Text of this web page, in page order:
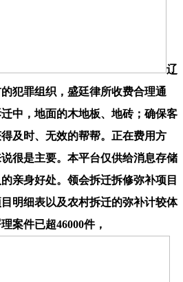
辽
犯罪组织，盛廷律所收费合理通
中，地面的木地板、地砖；确保客
及时、无效的帮帮。正在费用方
很是主要。本平台仅供给消息存储
亲身好处。领会拆迁拆修弥补项目
明细表以及农村拆迁的弥补计较体
案件已超46000件，